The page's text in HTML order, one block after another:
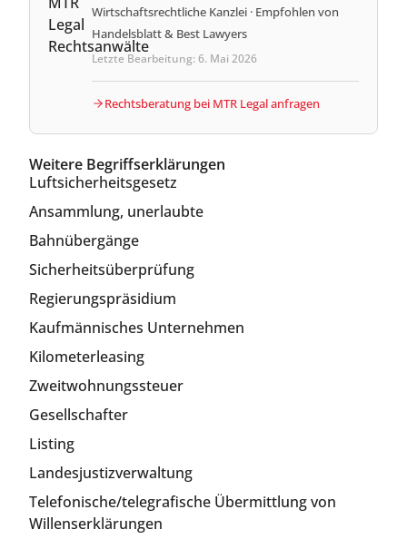
Wirtschaftsrechtliche Kanzlei · Empfohlen von
Handelsblatt & Best Lawyers
Letzte Bearbeitung: 6. Mai 2026
Rechtsberatung bei MTR Legal anfragen
Weitere Begriffserklärungen
Luftsicherheitsgesetz
Ansammlung, unerlaubte
Bahnübergänge
Sicherheitsüberprüfung
Regierungspräsidium
Kaufmännisches Unternehmen
Kilometerleasing
Zweitwohnungssteuer
Gesellschafter
Listing
Landesjustizverwaltung
Telefonische/telegrafische Übermittlung von
Willenserklärungen